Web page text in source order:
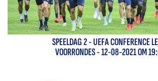
SPEELDAG2-UEFA CONFERENCE
VOORRONDES- 12-08-2021 OM